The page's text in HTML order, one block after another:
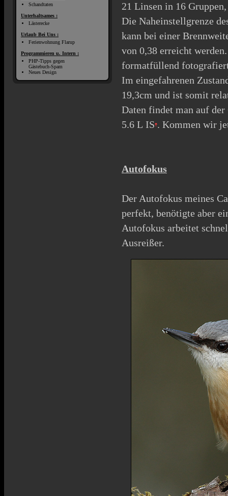
Schandtaten
Unterhaltsames :
Lästerecke
Urlaub Bei Uns :
Ferienwohnung Flarup
Programmieren u. Intern :
PHP-Tipps gegen
Gästebuch-Spam
Neues Design
21 Linsen in 16
Die Naheinstellgrenze
kann bei einer
von 0,38 erreicht
formatfüllend
Im eingefahrenen
19,3cm und ist somit
Daten findet man auf der
5.6 L IS . Kommen wir
Autofokus
Der Autofokus meines
perfekt, benötigte aber
Autofokus arbeitet
Ausreißer.